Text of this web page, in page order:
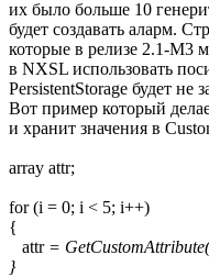
их было больше 10
будет создавать аларм.
которые в релизе 2.1-M3
в NXSL использовать
PersistentStorage будет не
Вот пример который
и хранит значения в
array attr;
for (i = 0; i < 5; i++)
{
attr=
}